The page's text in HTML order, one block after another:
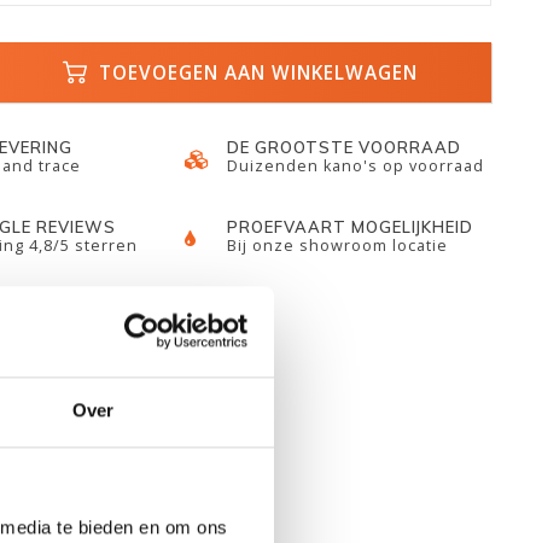
Over
te bieden en om ons
TOEVOEGEN AAN WINKELWAGEN
trace
DE GROOTSTE VOORRAAD
Duizenden kano's op voorraad
REVIEWS
4,8/5 sterren
PROEFVAART MOGELIJKHEID
Bij onze showroom locatie